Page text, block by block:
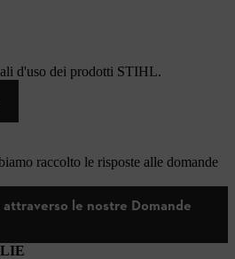
d'uso dei prodotti STIHL.
raccolto le risposte alle domande
le nostre Domande